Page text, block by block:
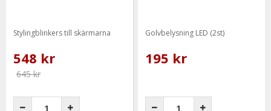
Stylingblinkers till skärmarna
548 kr
645 kr
Golvbelysning LED (2st)
195 kr